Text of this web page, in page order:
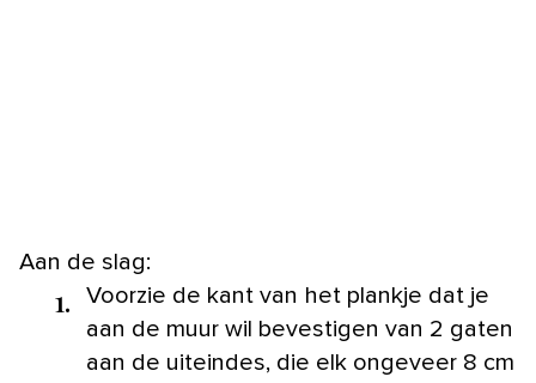
Aan de slag:
1.
Voorzie de kant van het plankje dat je
aan de muur wil bevestigen van 2 gaten
aan de uiteindes, die elk ongeveer 8 cm